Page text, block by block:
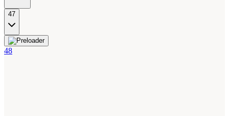
47
48